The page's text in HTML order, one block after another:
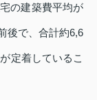
の建築費平均が
後で、合計約6,6
定着しているこ